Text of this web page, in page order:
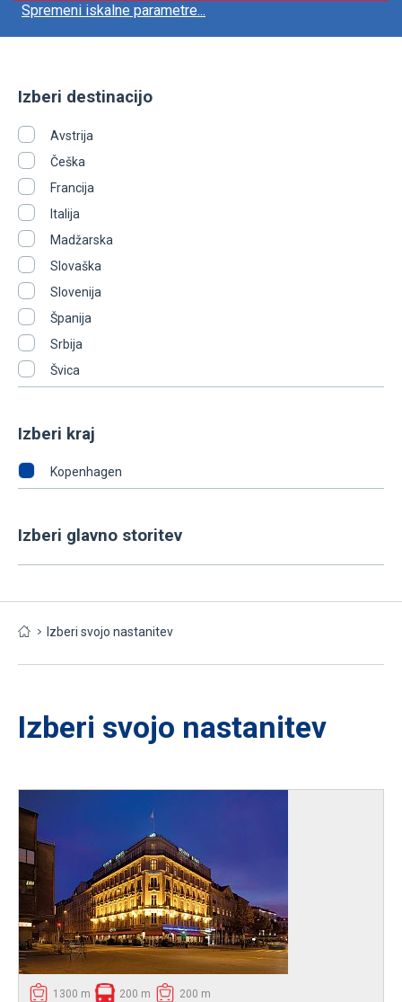
Spremeni iskalne parametre...
Izberi destinacijo
Avstrija
Češka
Francija
Italija
Madžarska
Slovaška
Slovenija
Španija
Srbija
Švica
Izberi kraj
Kopenhagen
Izberi glavno storitev
Izberi svojo nastanitev
Izberi svojo nastanitev
1300 m 200 m 200 m